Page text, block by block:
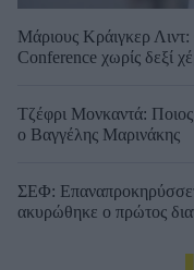
Μάριους Κράιγκερ Λιντ:
Conference χωρίς δεξί
Τζέφρι Μονκαντά: Ποιος
ο Βαγγέλης Μαρινάκης
ΣΕΦ:
ακυρώθηκε ο πρώτος